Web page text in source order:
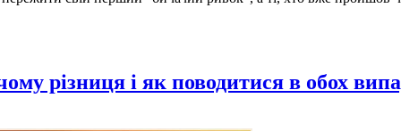
різниця і як поводитися в обох